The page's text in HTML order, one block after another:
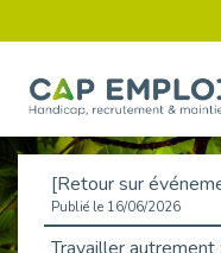
Publié le 16/06/2026